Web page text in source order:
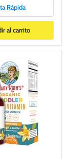
Rápida
al carrito